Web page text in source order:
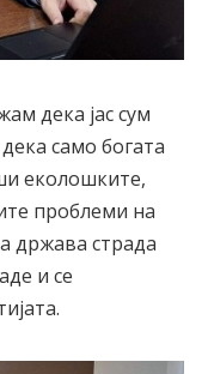
дека јас сум
само богата
еколошките,
проблеми на
држава страда
и се